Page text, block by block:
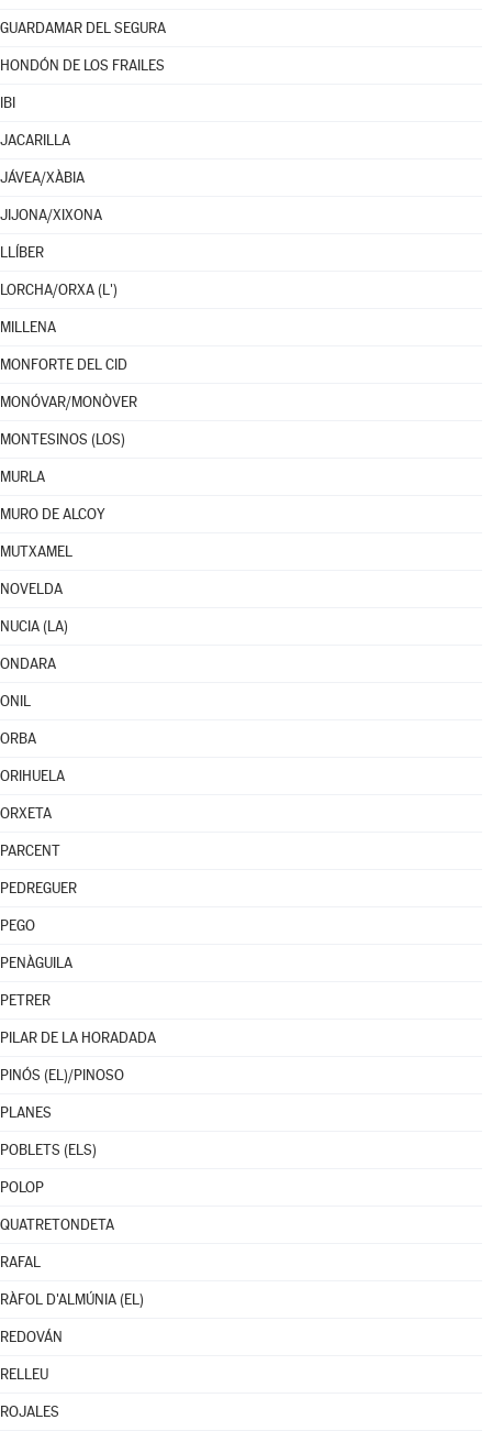
GUARDAMAR DEL SEGURA
HONDÓN DE LOS FRAILES
IBI
JACARILLA
JÁVEA/XÀBIA
JIJONA/XIXONA
LLÍBER
LORCHA/ORXA (L')
MILLENA
MONFORTE DEL CID
MONÓVAR/MONÒVER
MONTESINOS (LOS)
MURLA
MURO DE ALCOY
MUTXAMEL
NOVELDA
NUCIA (LA)
ONDARA
ONIL
ORBA
ORIHUELA
ORXETA
PARCENT
PEDREGUER
PEGO
PENÀGUILA
PETRER
PILAR DE LA HORADADA
PINÓS (EL)/PINOSO
PLANES
POBLETS (ELS)
POLOP
QUATRETONDETA
RAFAL
RÀFOL D'ALMÚNIA (EL)
REDOVÁN
RELLEU
ROJALES